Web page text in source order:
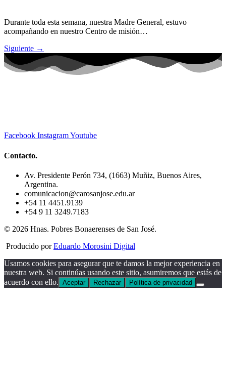
Durante toda esta semana, nuestra Madre General, estuvo
acompañando en nuestro Centro de misión…
Siguiente →
Facebook InstagramYoutube
Contacto.
Av. Presidente Perón 734, (1663) Muñiz, Buenos Aires,
Argentina.
comunicacion@carosanjose.edu.ar
+54 11 4451.9139
+54 9 11 3249.7183
© 2026 Hnas. Pobres Bonaerenses de San José.
Producido porEduardo Morosini Digital
Usamos cookies para asegurar que te damos la mejor experiencia en
nuestra web. Si continúas usando este sitio, asumiremos que estás de
acuerdo con ello. Aceptar Rechazar Política de privacidad